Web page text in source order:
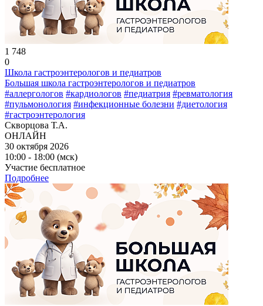
1 748
0
Школа гастроэнтерологов и педиатров
Большая школа гастроэнтерологов и педиатров
#аллергологов #кардиологов #педиатрия #ревматология
#пульмонология #инфекционные болезни #диетология
#гастроэнтерология
Скворцова Т.А.
ОНЛАЙН
30 октября 2026
10:00 - 18:00 (мск)
Участие бесплатное
Подробнее